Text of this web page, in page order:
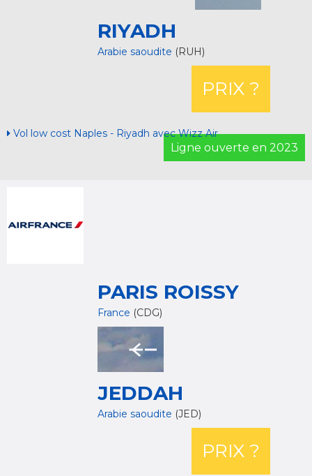
RIYADH
Arabie saoudite (RUH)
PRIX ?
Vol low cost Naples - Riyadh avec Wizz Air
Ligne ouverte en 2023
PARIS ROISSY
France (CDG)
JEDDAH
Arabie saoudite (JED)
PRIX ?